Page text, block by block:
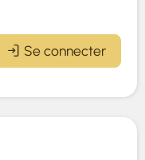
Se connecter